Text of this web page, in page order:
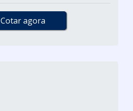
Cotar agora